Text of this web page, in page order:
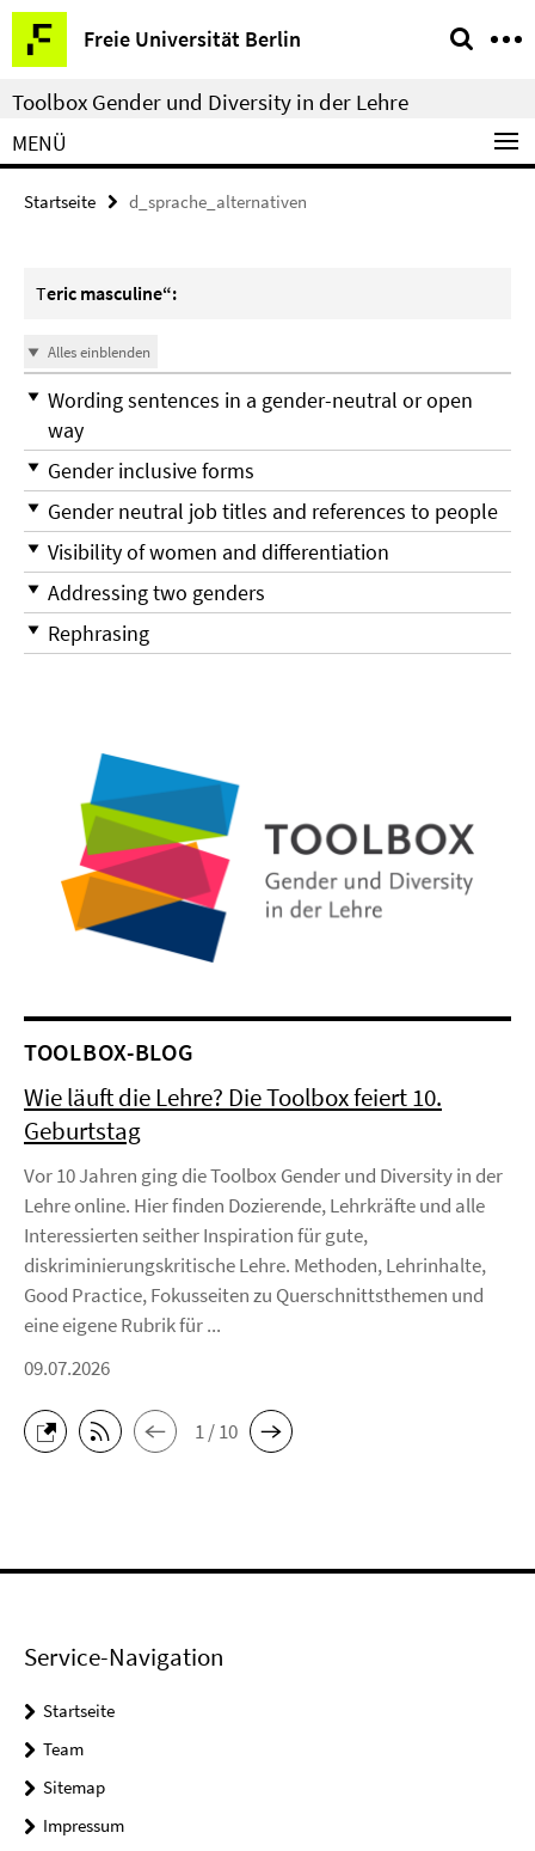
Springe
direkt
zu
Inhalt
Freie Universität Berlin
Service-
Navigation
Toolbox Gender und Diversity in der Lehre
MENÜ
Startseite d_sprache_alternativen
Teric masculine“:
Alles einblenden
Wording sentences in a gender-neutral or open
way
Gender inclusive forms
Gender neutral job titles and references to people
Visibility of women and differentiation
Addressing two genders
Rephrasing
TOOLBOX-BLOG
Wie läuft die Lehre? Die Toolbox feiert 10.
Geburtstag
Vor 10 Jahren ging die Toolbox Gender und Diversity in der
Lehre online. Hier finden Dozierende, Lehrkräfte und alle
Interessierten seither Inspiration für gute,
diskriminierungskritische Lehre. Methoden, Lehrinhalte,
Good Practice, Fokusseiten zu Querschnittsthemen und
eine eigene Rubrik für ...
09.07.2026
1 / 10
Service-Navigation
Startseite
Team
Sitemap
Impressum